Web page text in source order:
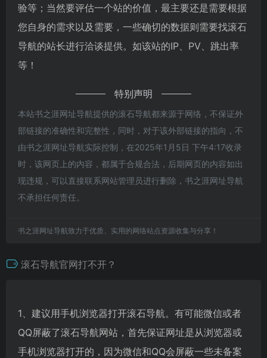
验等；当然要评估一个站的价值，最主要还是需要根据
您自身的需求以及需要，一些确切的数据则需要找滚石
导航的站长进行洽谈提供。如该站的IP、PV、跳出率
等！
特别声明
本站书之涯网址导航提供的滚石导航都来源于网络，不保证外
部链接的准确性和完整性，同时，对于该外部链接的指向，不
由书之涯网址导航实际控制，在2025年1月5日 下午4:17收录
时，该网页上的内容，都属于合规合法，后期网页的内容如出
现违规，可以直接联系网站管理员进行删除，书之涯网址导航
不承担任何责任。
书之涯网址导航致力于优质、实用的网络站点资源收集与分享！
滚石导航官网打不开？
1、建议用手机浏览器打开滚石导航。有可能微信或者
QQ屏蔽了滚石导航网站，首先保证网址是从浏览器或
手机浏览器打开的，因为微信和QQ会屏蔽一些未备案